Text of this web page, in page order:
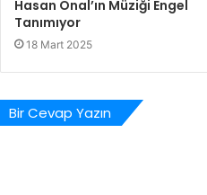
Hasan Önal’ın Müziği Engel
Tanımıyor
18 Mart 2025
Bir Cevap Yazın